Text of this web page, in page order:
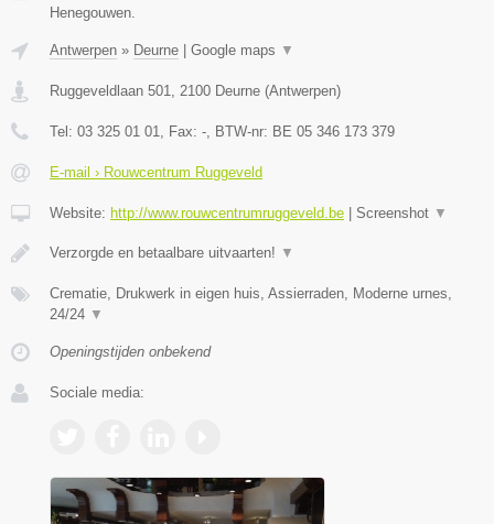
Henegouwen.
Antwerpen » Deurne Google maps ▼
Ruggeveldlaan 501, 2100 Deurne (Antwerpen)
Tel: 03 325 01 01, Fax: -, BTW-nr: BE 05 346 173 379
E-mail › Rouwcentrum Ruggeveld
Website: http://www.rouwcentrumruggeveld.be Screenshot ▼
Verzorgde en betaalbare uitvaarten! ▼
Crematie, Drukwerk in eigen huis, Assierraden, Moderne urnes,
24/24 ▼
Openingstijden onbekend
Sociale media: